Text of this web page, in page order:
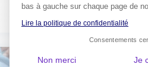
bas à gauche sur chaque page de
Lire la politique de confidentialité
Consentements
Non merci Je